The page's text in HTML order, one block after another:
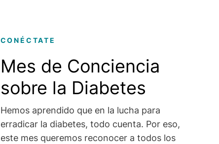
CONÉCTATE
Mes de Conciencia
sobre la Diabetes
Hemos aprendido que en la lucha para
erradicar la diabetes, todo cuenta. Por eso,
este mes queremos reconocer a todos los